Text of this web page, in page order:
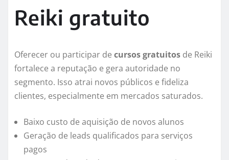
Reiki gratuito
Oferecer ou participar de cursos gratuitos de Reiki
fortalece a reputação e gera autoridade no
segmento. Isso atrai novos públicos e fideliza
clientes, especialmente em mercados saturados.
Baixo custo de aquisição de novos alunos
Geração de leads qualificados para serviços
pagos